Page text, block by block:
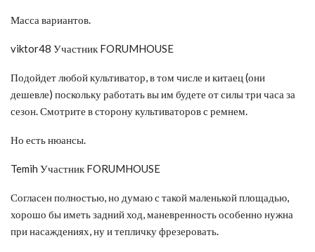
Масса вариантов.
viktor48 Участник FORUMHOUSE
Подойдет любой культиватор, в том числе и китаец (они
дешевле) поскольку работать вы им будете от силы три часа за
сезон. Смотрите в сторону культиваторов с ремнем.
Но есть нюансы.
Temih Участник FORUMHOUSE
Согласен полностью, но думаю с такой маленькой площадью,
хорошо бы иметь задний ход, маневренность особенно нужна
при насаждениях, ну и тепличку фрезеровать.